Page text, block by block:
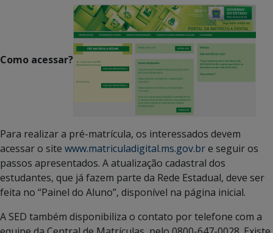
Como acessar?
Para realizar a pré-matrícula, os interessados devem
acessar o site www.matriculadigital.ms.gov.bre seguir os
passos apresentados. A atualização cadastral dos
estudantes, que já fazem parte da Rede Estadual, deve ser
feita no “Painel do Aluno”, disponível na página inicial.
A SED também disponibiliza o contato por telefone com a